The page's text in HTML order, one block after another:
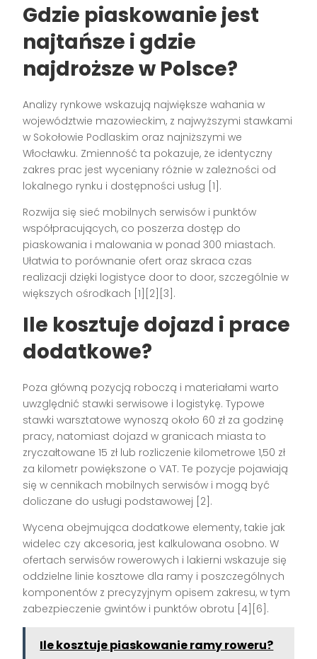
Gdzie piaskowanie jest
najtańsze i gdzie
najdroższe w Polsce?
Analizy rynkowe wskazują największe wahania w
województwie mazowieckim, z najwyższymi stawkami
w Sokołowie Podlaskim oraz najniższymi we
Włocławku. Zmienność ta pokazuje, że identyczny
zakres prac jest wyceniany różnie w zależności od
lokalnego rynku i dostępności usług [1].
Rozwija się sieć mobilnych serwisów i punktów
współpracujących, co poszerza dostęp do
piaskowania i malowania w ponad 300 miastach.
Ułatwia to porównanie ofert oraz skraca czas
realizacji dzięki logistyce door to door, szczególnie w
większych ośrodkach [1][2][3].
Ile kosztuje dojazd i prace
dodatkowe?
Poza główną pozycją roboczą i materiałami warto
uwzględnić stawki serwisowe i logistykę. Typowe
stawki warsztatowe wynoszą około 60 zł za godzinę
pracy, natomiast dojazd w granicach miasta to
zryczałtowane 15 zł lub rozliczenie kilometrowe 1,50 zł
za kilometr powiększone o VAT. Te pozycje pojawiają
się w cennikach mobilnych serwisów i mogą być
doliczane do usługi podstawowej [2].
Wycena obejmująca dodatkowe elementy, takie jak
widelec czy akcesoria, jest kalkulowana osobno. W
ofertach serwisów rowerowych i lakierni wskazuje się
oddzielne linie kosztowe dla ramy i poszczególnych
komponentów z precyzyjnym opisem zakresu, w tym
zabezpieczenie gwintów i punktów obrotu [4][6].
Ile kosztuje piaskowanie ramy roweru?